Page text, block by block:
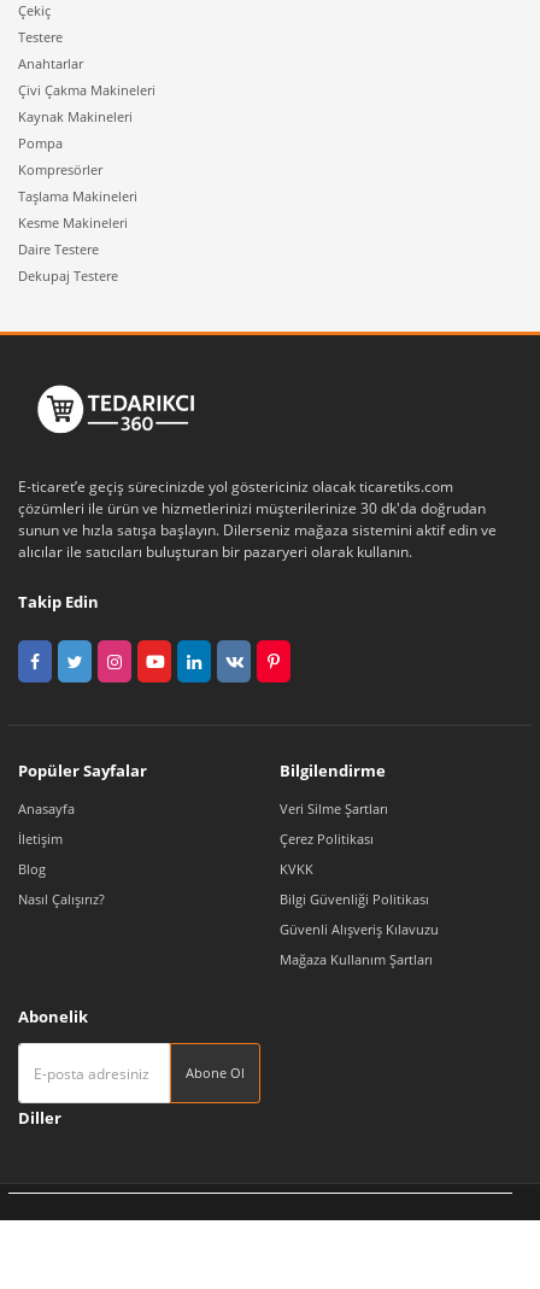
Çekiç
Testere
Anahtarlar
Çivi Çakma Makineleri
Kaynak Makineleri
Pompa
Kompresörler
Taşlama Makineleri
Kesme Makineleri
Daire Testere
Dekupaj Testere
E-ticaret’e geçiş sürecinizde yol göstericiniz olacak ticaretiks.com
çözümleri ile ürün ve hizmetlerinizi müşterilerinize 30 dk'da doğrudan
sunun ve hızla satışa başlayın. Dilerseniz mağaza sistemini aktif edin ve
alıcılar ile satıcıları buluşturan bir pazaryeri olarak kullanın.
Takip Edin
Popüler Sayfalar
Anasayfa
İletişim
Blog
Nasıl Çalışırız?
Bilgilendirme
Veri Silme Şartları
Çerez Politikası
KVKK
Bilgi Güvenliği Politikası
Güvenli Alışveriş Kılavuzu
Mağaza Kullanım Şartları
Abonelik
Abone Ol
Diller